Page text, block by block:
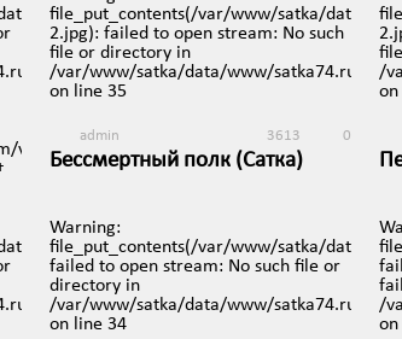
www/satka74.ru/images/video/100.jpg):
protected/views/mobreporter/index.php
rQgkJsIPJxg/2.jpg):
www/satka74.ru/images/video/100-
file_put_contents(/var/www/satka/data/
2.jpg): failed to open stream: No such
file or directory in
/var/www/satka/data/www/satka74.ru/
on line 35
admin 3613 0
Бессмертный полк (Сатка)
/
www/satka74.ru/images/video/97.jpg):
protected/views/mobreporter/index.php
Warning:
file_put_contents(/var/www/satka/data/
failed to open stream: No such file or
directory in
/var/www/satka/data/www/satka74.ru/
on line 34
/